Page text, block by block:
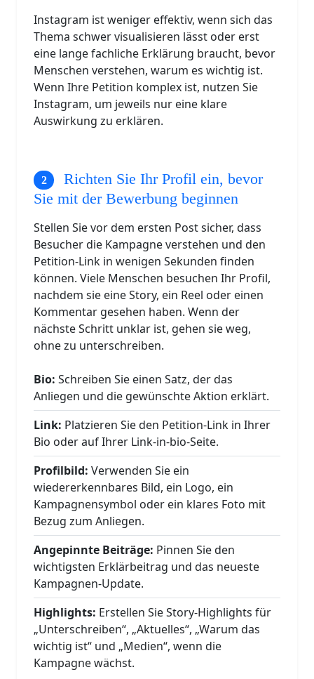
Instagram ist weniger effektiv, wenn sich das
Thema schwer visualisieren lässt oder erst
eine lange fachliche Erklärung braucht, bevor
Menschen verstehen, warum es wichtig ist.
Wenn Ihre Petition komplex ist, nutzen Sie
Instagram, um jeweils nur eine klare
Auswirkung zu erklären.
Richten Sie Ihr Profil ein, bevor
Sie mit der Bewerbung beginnen
Stellen Sie vor dem ersten Post sicher, dass
Besucher die Kampagne verstehen und den
Petition-Link in wenigen Sekunden finden
können. Viele Menschen besuchen Ihr Profil,
nachdem sie eine Story, ein Reel oder einen
Kommentar gesehen haben. Wenn der
nächste Schritt unklar ist, gehen sie weg,
ohne zu unterschreiben.
Bio: Schreiben Sie einen Satz, der das
Anliegen und die gewünschte Aktion erklärt.
Link: Platzieren Sie den Petition-Link in Ihrer
Bio oder auf Ihrer Link-in-bio-Seite.
Profilbild: Verwenden Sie ein
wiedererkennbares Bild, ein Logo, ein
Kampagnensymbol oder ein klares Foto mit
Bezug zum Anliegen.
Angepinnte Beiträge: Pinnen Sie den
wichtigsten Erklärbeitrag und das neueste
Kampagnen-Update.
Highlights: Erstellen Sie Story-Highlights für
„Unterschreiben“, „Aktuelles“, „Warum das
wichtig ist“ und „Medien“, wenn die
Kampagne wächst.